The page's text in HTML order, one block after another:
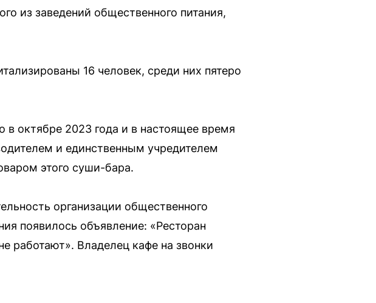
из заведений общественного питания,
16 человек, среди них пятеро
октябре 2023 года и в настоящее время
и единственным учредителем
этого суши-бара.
организации общественного
появилось объявление: «Ресторан
работают». Владелец кафе на звонки